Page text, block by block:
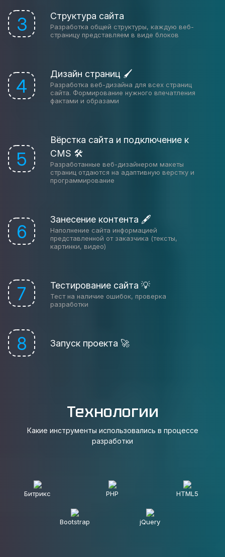
3 Структура сайта
Разработка общей структуры, каждую веб-
страницу представляем в виде блоков
4
Дизайн страниц 🖌
Разработка веб-дизайна для всех страниц
сайта. Формирование нужного впечатления
фактами и образами
5
Вёрстка сайта и подключение к
CMS 🛠
Разработанные веб-дизайнером макеты
страниц отдаются на адаптивную верстку и
программирование
6
Занесение контента 🖋
Наполнение сайта информацией
представленной от заказчика (тексты,
картинки, видео)
7 Тестирование сайта 💡
Тест на наличие ошибок, проверка
разработки
8 Запуск проекта 🚀
Технологии
Какие инструменты использовались в процессе
разработки
Битрикс PHP HTML5
Bootstrap jQuery